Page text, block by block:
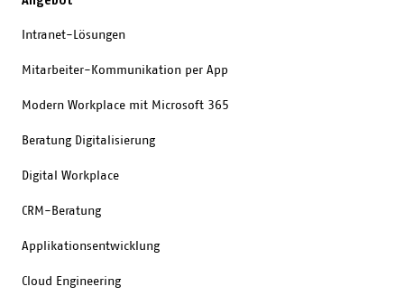
Intranet-Lösungen
Mitarbeiter-Kommunikation per App
Modern Workplace mit Microsoft 365
Beratung Digitalisierung
Digital Workplace
CRM-Beratung
Applikationsentwicklung
Cloud Engineering